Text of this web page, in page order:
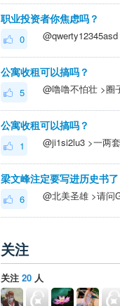
职业投资者你焦虑吗？
0
公寓收租可以搞吗？
5
公寓收租可以搞吗？
1
梁文峰注定要写进历史书了
6
关注
关注 20 人